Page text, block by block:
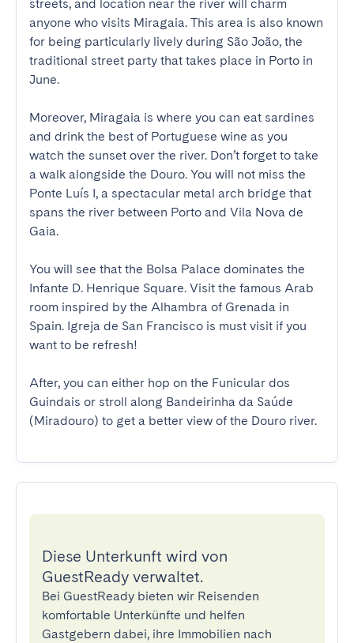
streets, and location near the river will charm
anyone who visits Miragaia. This area is also known
for being particularly lively during São João, the
traditional street party that takes place in Porto in
June.
Moreover, Miragaia is where you can eat sardines
and drink the best of Portuguese wine as you
watch the sunset over the river. Don’t forget to take
a walk alongside the Douro. You will not miss the
Ponte Luís I, a spectacular metal arch bridge that
spans the river between Porto and Vila Nova de
Gaia.
You will see that the Bolsa Palace dominates the
Infante D. Henrique Square. Visit the famous Arab
room inspired by the Alhambra of Grenada in
Spain. Igreja de San Francisco is must visit if you
want to be refresh!
After, you can either hop on the Funicular dos
Guindais or stroll along Bandeirinha da Saúde
(Miradouro) to get a better view of the Douro river.
Diese Unterkunft wird von
GuestReady verwaltet.
Bei GuestReady bieten wir Reisenden
komfortable Unterkünfte und helfen
Gastgebern dabei, ihre Immobilien nach